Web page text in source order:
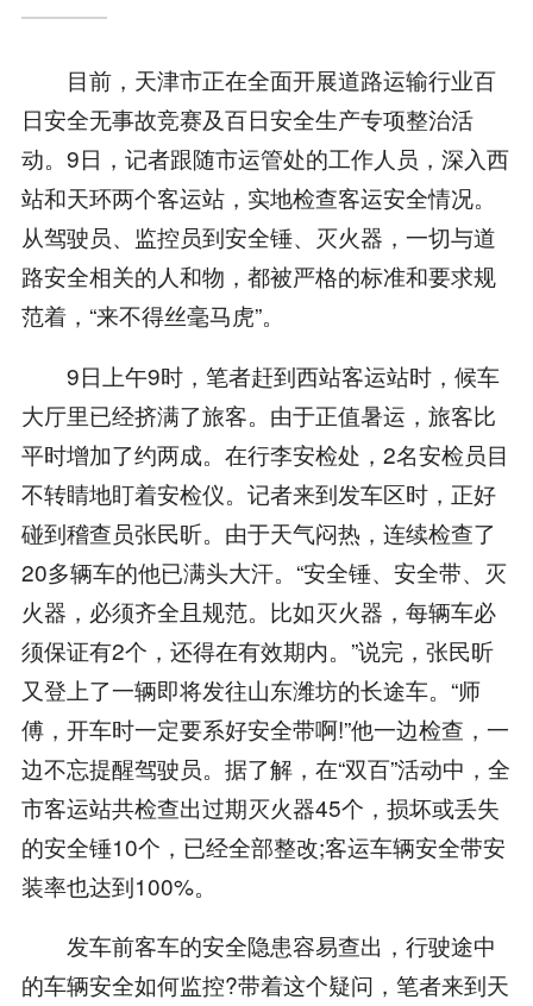
目前，天津市正在全面开展道路运输行业百
日安全无事故竞赛及百日安全生产专项整治活
动。9日，记者跟随市运管处的工作人员，深入西
站和天环两个客运站，实地检查客运安全情况。
从驾驶员、监控员到安全锤、灭火器，一切与道
路安全相关的人和物，都被严格的标准和要求规
范着，“来不得丝毫马虎”。
9日上午9时，笔者赶到西站客运站时，候车
大厅里已经挤满了旅客。由于正值暑运，旅客比
平时增加了约两成。在行李安检处，2名安检员目
不转睛地盯着安检仪。记者来到发车区时，正好
碰到稽查员张民昕。由于天气闷热，连续检查了
20多辆车的他已满头大汗。“安全锤、安全带、灭
火器，必须齐全且规范。比如灭火器，每辆车必
须保证有2个，还得在有效期内。”说完，张民昕
又登上了一辆即将发往山东潍坊的长途车。“师
傅，开车时一定要系好安全带啊!”他一边检查，一
边不忘提醒驾驶员。据了解，在“双百”活动中，全
市客运站共检查出过期灭火器45个，损坏或丢失
的安全锤10个，已经全部整改;客运车辆安全带安
装率也达到100%。
发车前客车的安全隐患容易查出，行驶途中
的车辆安全如何监控?带着这个疑问，笔者来到天